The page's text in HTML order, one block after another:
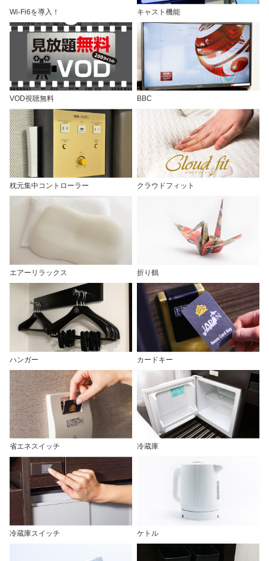
Wi-Fi6を導入！ キャスト機能
VOD視聴無料 BBC
枕元集中コントローラー クラウドフィット
エアーリラックス 折り鶴
ハンガー カードキー
省エネスイッチ 冷蔵庫
冷蔵庫スイッチ ケトル